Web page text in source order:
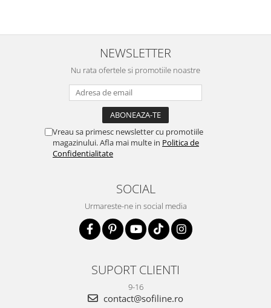
doua zi). RECOMAND SOFILINE!!!
NEWSLETTER
Nu rata ofertele si promotiile noastre
Vreau sa primesc newsletter cu promotiile
magazinului. Afla mai multe in Politica de
Confidentialitate
SOCIAL
Urmareste-ne in social media
SUPORT CLIENTI
9-16
contact@sofiline.ro